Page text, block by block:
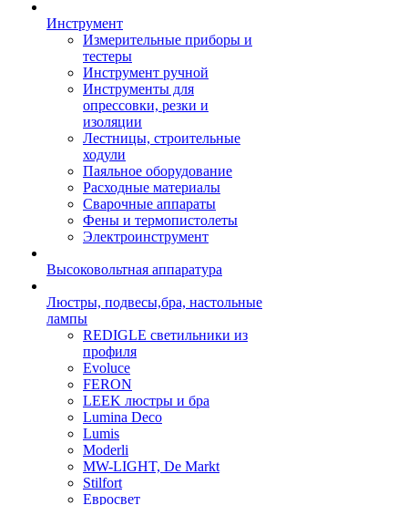
Инструмент
Измерительные приборы и
тестеры
Инструмент ручной
Инструменты для
опрессовки, резки и
изоляции
Лестницы, строительные
ходули
Паяльное оборудование
Расходные материалы
Сварочные аппараты
Фены и термопистолеты
Электроинструмент
Высоковольтная аппаратура
Люстры, подвесы,бра, настольные
лампы
REDIGLE светильники из
профиля
Evoluce
FERON
LEEK люстры и бра
Lumina Deco
Lumis
Moderli
MW-LIGHT, De Markt
Stilfort
Евросвет